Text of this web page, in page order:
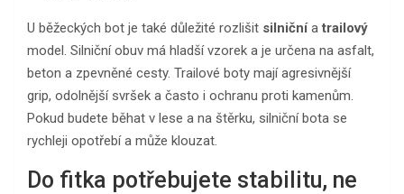
U běžeckých bot je také důležité rozlišit silničníatrailový
model. Silniční obuv má hladší vzorek a je určena na asfalt,
beton a zpevněné cesty. Trailové boty mají agresivnější
grip, odolnější svršek a často i ochranu proti kamenům.
Pokud budete běhat v lese a na štěrku, silniční bota se
rychleji opotřebí a může klouzat.
Do fitka potřebujete stabilitu, ne